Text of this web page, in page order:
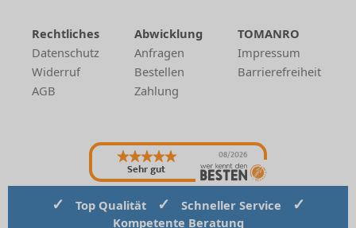
Rechtliches
Datenschutz
Widerruf
AGB
Abwicklung
Anfragen
Bestellen
Zahlung
TOMANRO
Impressum
Barrierefreiheit
Sehr gut
08/2026
✓ Top Qualität ✓ Schneller Service ✓
Kompetente Beratung